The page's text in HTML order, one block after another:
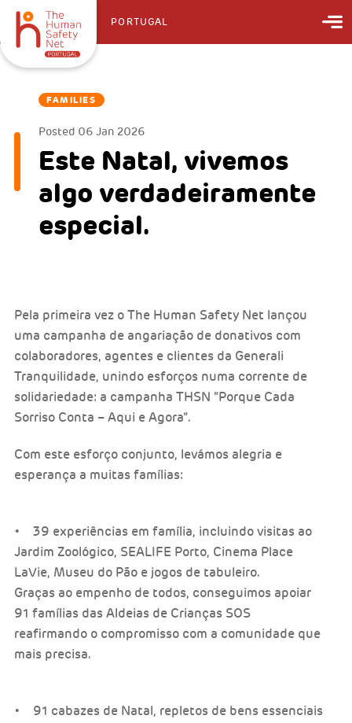
PORTUGAL
FAMILIES
Posted 06 Jan 2026
Este Natal, vivemos
algo verdadeiramente
especial.
Pela primeira vez o The Human Safety Net lançou
uma campanha de angariação de donativos com
colaboradores, agentes e clientes da Generali
Tranquilidade, unindo esforços numa corrente de
solidariedade: a campanha THSN “Porque Cada
Sorriso Conta – Aqui e Agora”.
Com este esforço conjunto, levámos alegria e
esperança a muitas famílias:
• 39 experiências em família, incluindo visitas ao
Jardim Zoológico, SEALIFE Porto, Cinema Place
LaVie, Museu do Pão e jogos de tabuleiro.
Graças ao empenho de todos, conseguimos apoiar
91 famílias das Aldeias de Crianças SOS
reafirmando o compromisso com a comunidade que
mais precisa.
• 91 cabazes de Natal, repletos de bens essenciais